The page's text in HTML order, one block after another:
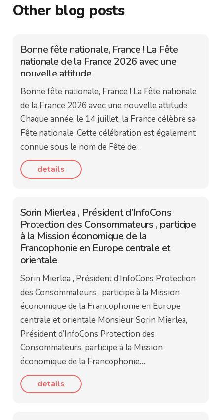
Other blog posts
Bonne fête nationale, France ! La Fête
nationale de la France 2026 avec une
nouvelle attitude
Bonne fête nationale, France ! La Fête nationale
de la France 2026 avec une nouvelle attitude
Chaque année, le 14 juillet, la France célèbre sa
Fête nationale. Cette célébration est également
connue sous le nom de Fête de…
details
Sorin Mierlea , Président d’InfoCons
Protection des Consommateurs , participe
à la Mission économique de la
Francophonie en Europe centrale et
orientale
Sorin Mierlea , Président d’InfoCons Protection
des Consommateurs , participe à la Mission
économique de la Francophonie en Europe
centrale et orientale Monsieur Sorin Mierlea,
Président d’InfoCons Protection des
Consommateurs, participe à la Mission
économique de la Francophonie…
details